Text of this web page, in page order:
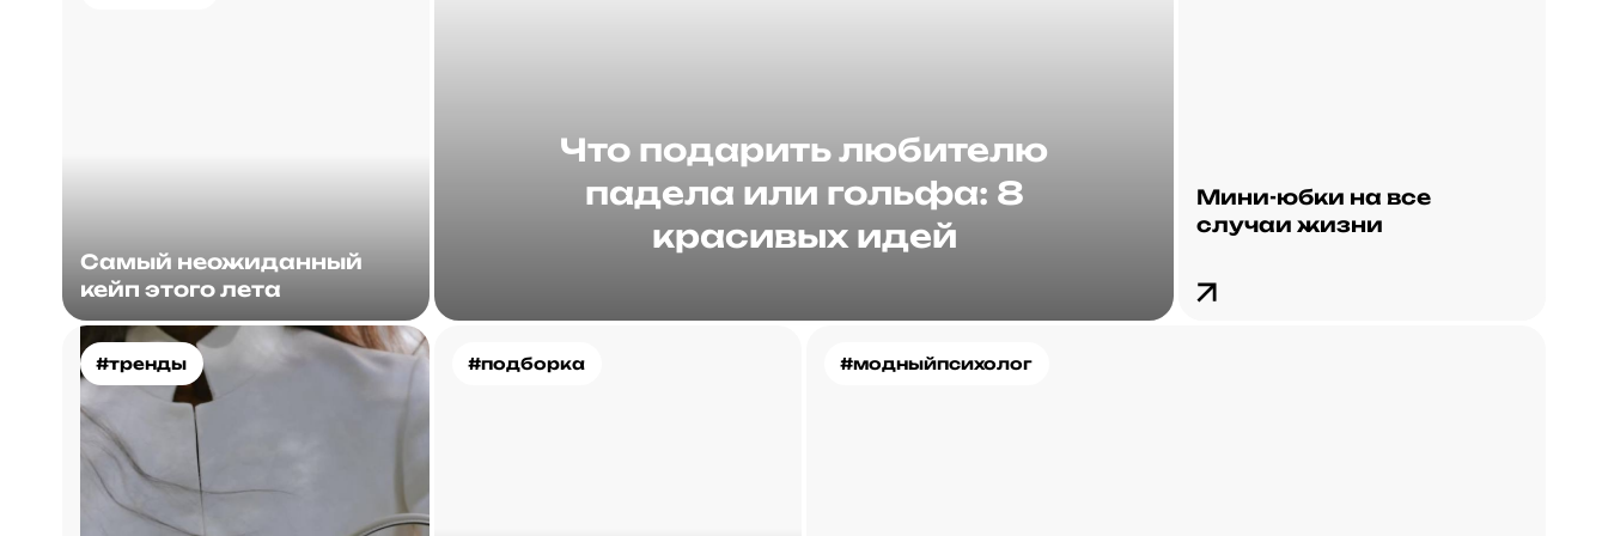
Что подарить любителю
падела или гольфа: 8
красивых идей
Мини-юбки на все
случаи жизни
Самый неожиданный
кейп этого лета
#тренды #подборка #модныйпсихолог